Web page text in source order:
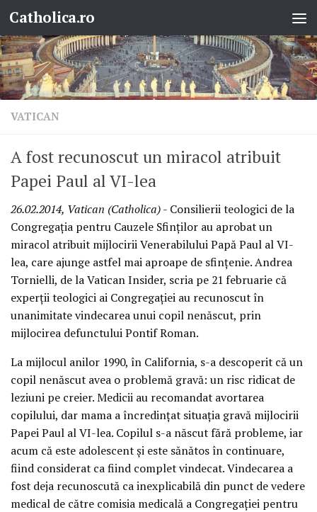
Skip to content
Catholica.ro
VATICAN
A fost recunoscut un miracol atribuit
Papei Paul al VI-lea
26.02.2014, Vatican (Catholica)- Consilierii teologici de la
Congregaţia pentru Cauzele Sfinţilor au aprobat un
miracol atribuit mijlocirii Venerabilului Papă Paul al VI-
lea, care ajunge astfel mai aproape de sfinţenie. Andrea
Tornielli, de la Vatican Insider, scria pe 21 februarie că
experţii teologici ai Congregaţiei au recunoscut în
unanimitate vindecarea unui copil nenăscut, prin
mijlocirea defunctului Pontif Roman.
La mijlocul anilor 1990, în California, s-a descoperit că un
copil nenăscut avea o problemă gravă: un risc ridicat de
leziuni pe creier. Medicii au recomandat avortarea
copilului, dar mama a încredinţat situaţia gravă mijlocirii
Papei Paul al VI-lea. Copilul s-a născut fără probleme, iar
acum că este adolescent şi este sănătos în continuare,
fiind considerat ca fiind complet vindecat. Vindecarea a
fost deja recunoscută ca inexplicabilă din punct de vedere
medical de către comisia medicală a Congregaţiei pentru